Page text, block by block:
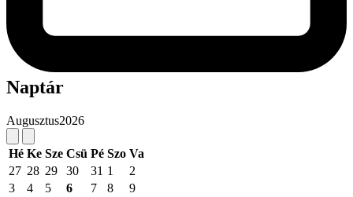
Naptár
Augusztus2026
Hé Ke Sze Csü Pé Szo Va
27 28 29 30 31 1
2
3
4 5 6 7 8
9